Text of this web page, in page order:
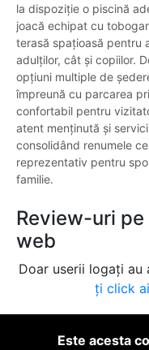
la dispoziție o piscină
joacă echipat cu
terasă spațioasă pentru
adulților, cât și copiilor.
opțiuni multiple de
împreună cu parcarea
confortabil pentru
atent menținută și
consolidând renumele
reprezentativ pentru
familie.
Review-uri
web
Doar userii logați au
ți click
Este acesta